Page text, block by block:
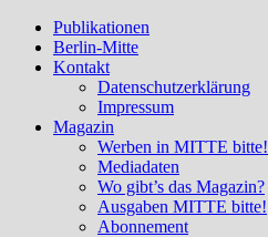
Publikationen
Berlin-Mitte
Kontakt
Datenschutzerklärung
Impressum
Magazin
Werben in MITTE bitte!
Mediadaten
Wo gibt’s das Magazin?
Ausgaben MITTE bitte!
Abonnement